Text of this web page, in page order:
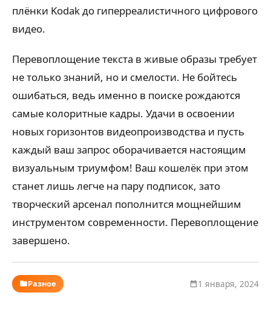
плёнки Kodak до гиперреалистичного цифрового
видео.
Перевоплощение текста в живые образы требует
не только знаний, но и смелости. Не бойтесь
ошибаться, ведь именно в поиске рождаются
самые колоритные кадры. Удачи в освоении
новых горизонтов видеопроизводства и пусть
каждый ваш запрос оборачивается настоящим
визуальным триумфом! Ваш кошелёк при этом
станет лишь легче на пару подписок, зато
творческий арсенал пополнится мощнейшим
инструментом современности. Перевоплощение
завершено.
Разное 1 января, 2024